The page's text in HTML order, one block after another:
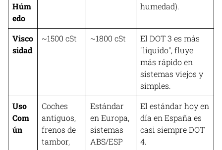
Húm
edo
humedad).
Visco
sidad
~1500 cSt ~1800 cSt
El DOT 3 es más
"líquido", fluye
más rápido en
sistemas viejos y
simples.
Uso
Com
ún
Coches
antiguos,
frenos de
tambor,
Estándar
en Europa,
sistemas
ABS/ESP
El estándar hoy en
día en España es
casi siempre DOT
4.